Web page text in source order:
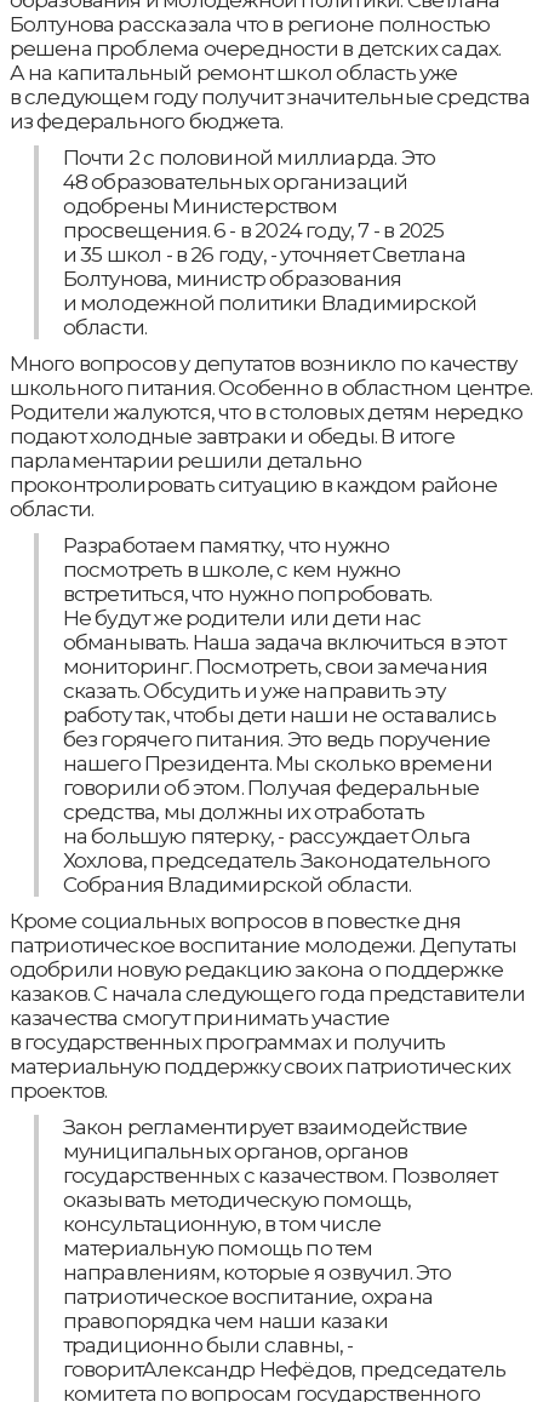
Болтунова рассказала что в регионе полностью
решена проблема очередности в детских садах.
А на капитальный ремонт школ область уже
в следующем году получит значительные средства
из федерального бюджета.
Почти 2 с половиной миллиарда. Это
48 образовательных организаций
одобрены Министерством
просвещения. 6 - в 2024 году, 7 - в 2025
и 35 школ - в 26 году, - уточняет Светлана
Болтунова, министр образования
и молодежной политики Владимирской
области.
Много вопросов у депутатов возникло по качеству
школьного питания. Особенно в областном центре.
Родители жалуются, что в столовых детям нередко
подают холодные завтраки и обеды. В итоге
парламентарии решили детально
проконтролировать ситуацию в каждом районе
области.
Разработаем памятку, что нужно
посмотреть в школе, с кем нужно
встретиться, что нужно попробовать.
Не будут же родители или дети нас
обманывать. Наша задача включиться в этот
мониторинг. Посмотреть, свои замечания
сказать. Обсудить и уже направить эту
работу так, чтобы дети наши не оставались
без горячего питания. Это ведь поручение
нашего Президента. Мы сколько времени
говорили об этом. Получая федеральные
средства, мы должны их отработать
на большую пятерку, - рассуждает Ольга
Хохлова, председатель Законодательного
Собрания Владимирской области.
Кроме социальных вопросов в повестке дня
патриотическое воспитание молодежи. Депутаты
одобрили новую редакцию закона о поддержке
казаков. С начала следующего года представители
казачества смогут принимать участие
в государственных программах и получить
материальную поддержку своих патриотических
проектов.
Закон регламентирует взаимодействие
муниципальных органов, органов
государственных с казачеством. Позволяет
оказывать методическую помощь,
консультационную, в том числе
материальную помощь по тем
направлениям, которые я озвучил. Это
патриотическое воспитание, охрана
правопорядка чем наши казаки
традиционно были славны, -
говоритАлександр Нефёдов, председатель
комитета по вопросам государственного